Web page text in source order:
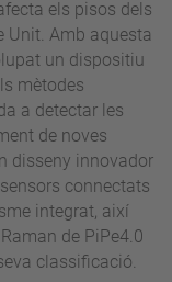
els pisos dels
Unit. Amb aquesta
un dispositiu
mètodes
a detectar les
de noves
disseny innovador
connectats
integrat, així
de PiPe4.0
classificació.